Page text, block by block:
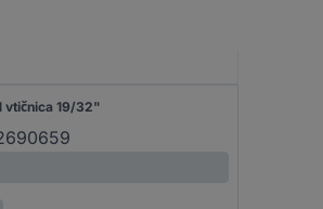
vtičnica 19/32"